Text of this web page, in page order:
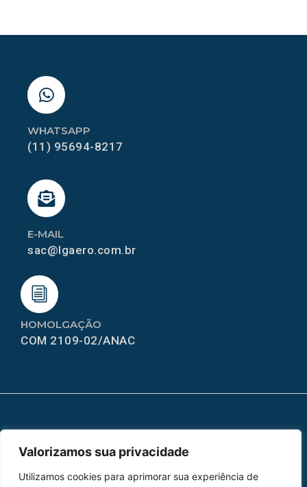
Valorizamos sua privacidade
Utilizamos cookies para aprimorar sua experiência de
HOMOLGAÇÃO
COM 2109-02/ANAC
E-MAIL
sac@lgaero.com.br
WHATSAPP
(11) 95694-8217
Home